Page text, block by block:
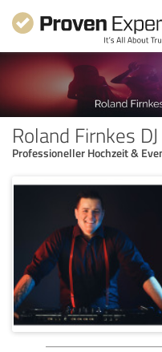
Roland Firnkes DJ
Professioneller Hochzeit &